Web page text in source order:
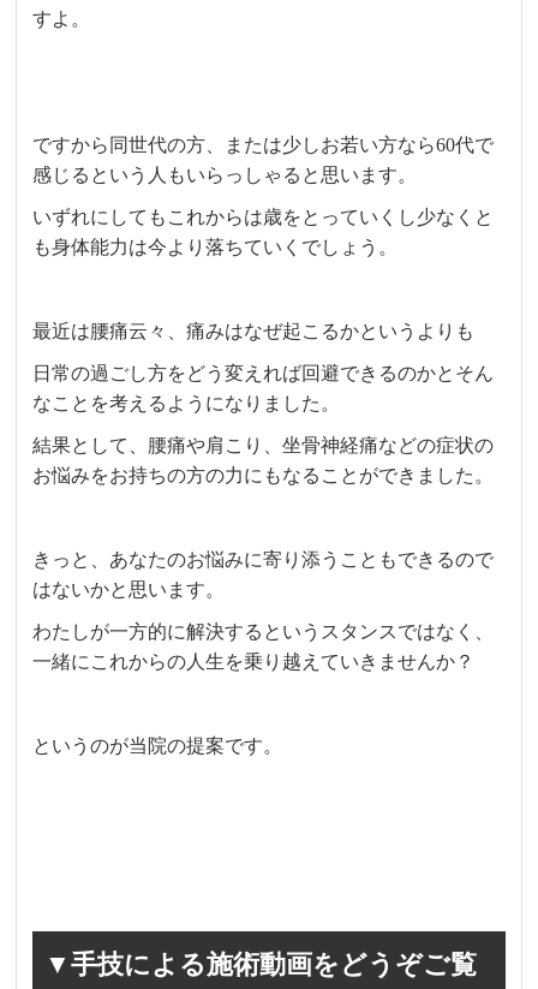
すよ。
ですから同世代の方、または少しお若い方なら60代で
感じるという人もいらっしゃると思います。
いずれにしてもこれからは歳をとっていくし少なくと
も身体能力は今より落ちていくでしょう。
最近は腰痛云々、痛みはなぜ起こるかというよりも
日常の過ごし方をどう変えれば回避できるのかとそん
なことを考えるようになりました。
結果として、腰痛や肩こり、坐骨神経痛などの症状の
お悩みをお持ちの方の力にもなることができました。
きっと、あなたのお悩みに寄り添うこともできるので
はないかと思います。
わたしが一方的に解決するというスタンスではなく、
一緒にこれからの人生を乗り越えていきませんか？
というのが当院の提案です。
▼手技による施術動画をどうぞご覧